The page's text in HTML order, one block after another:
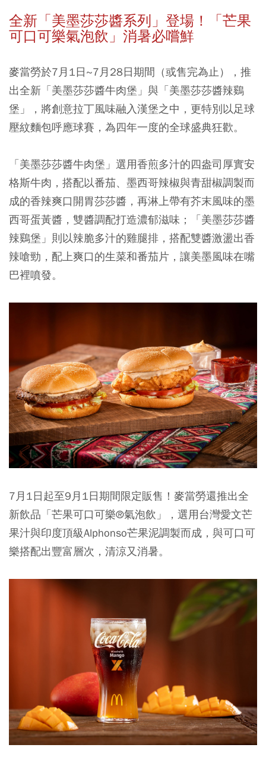
全新「美墨莎莎醬系列」登場！「芒果
可口可樂氣泡飲」消暑必嚐鮮
麥當勞於7月1日~7月28日期間（或售完為止），推
出全新「美墨莎莎醬牛肉堡」與「美墨莎莎醬辣鷄
堡」，將創意拉丁風味融入漢堡之中，更特別以足球
壓紋麵包呼應球賽，為四年一度的全球盛典狂歡。
「美墨莎莎醬牛肉堡」選用香煎多汁的四盎司厚實安
格斯牛肉，搭配以番茄、墨西哥辣椒與青甜椒調製而
成的香辣爽口開胃莎莎醬，再淋上帶有芥末風味的墨
西哥蛋黃醬，雙醬調配打造濃郁滋味；「美墨莎莎醬
辣鷄堡」則以辣脆多汁的雞腿排，搭配雙醬激盪出香
辣嗆勁，配上爽口的生菜和番茄片，讓美墨風味在嘴
巴裡噴發。
7月1日起至9月1日期間限定販售！麥當勞還推出全
新飲品「芒果可口可樂®氣泡飲」，選用台灣愛文芒
果汁與印度頂級Alphonso芒果泥調製而成，與可口可
樂搭配出豐富層次，清涼又消暑。